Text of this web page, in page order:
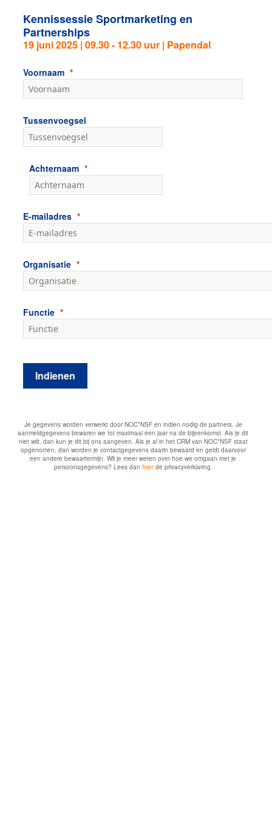
Kennissessie Sportmarketing en
Partnerships
19 juni 2025 | 09.30 - 12.30 uur | Papendal
Voornaam
Tussenvoegsel
Achternaam
E-mailadres
Organisatie
Functie
Indienen
Je gegevens worden verwerkt door NOC*NSF en indien nodig de partners. Je
aanmeldgegevens bewaren we tot maximaal een jaar na de bijeenkomst. Als je dit
niet wilt, dan kun je dit bij ons aangeven. Als je al in het CRM van NOC*NSF staat
opgenomen, dan worden je contactgegevens daarin bewaard en geldt daarvoor
een andere bewaartermijn. Wil je meer weten over hoe we omgaan met je
persoonsgegevens? Lees dan hier de privacyverklaring.